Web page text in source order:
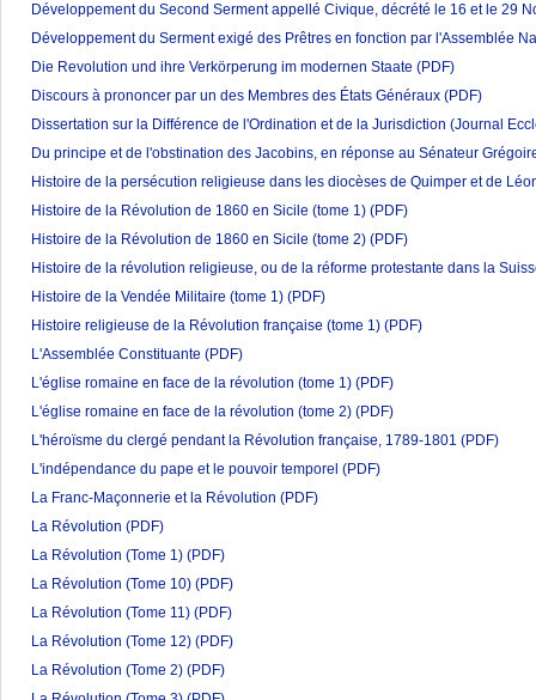
Développement du Second Serment appellé Civique, décrété le 16 et le 29
Développement du Serment exigé des Prêtres en fonction par l'Assemblée
Die Revolution und ihre Verkörperung im modernen Staate (PDF)
Discours à prononcer par un des Membres des États Généraux (PDF)
Dissertation sur la Différence de l'Ordination et de la Jurisdiction (Journal
Du principe et de l'obstination des Jacobins, en réponse au Sénateur
Histoire de la persécution religieuse dans les diocèses de Quimper et de
Histoire de la Révolution de 1860 en Sicile (tome 1) (PDF)
Histoire de la Révolution de 1860 en Sicile (tome 2) (PDF)
Histoire de la révolution religieuse, ou de la réforme protestante dans la
Histoire de la Vendée Militaire (tome 1) (PDF)
Histoire religieuse de la Révolution française (tome 1) (PDF)
L'Assemblée Constituante (PDF)
L'église romaine en face de la révolution (tome 1) (PDF)
L'église romaine en face de la révolution (tome 2) (PDF)
L'héroïsme du clergé pendant la Révolution française, 1789-1801 (PDF)
L'indépendance du pape et le pouvoir temporel (PDF)
La Franc-Maçonnerie et la Révolution (PDF)
La Révolution (PDF)
La Révolution (Tome 1) (PDF)
La Révolution (Tome 10) (PDF)
La Révolution (Tome 11) (PDF)
La Révolution (Tome 12) (PDF)
La Révolution (Tome 2) (PDF)